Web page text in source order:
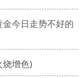
今日走势不好的
烧增色)